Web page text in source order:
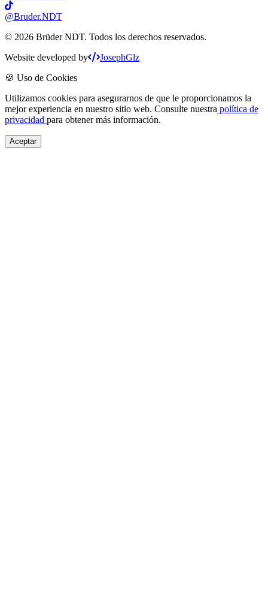
@Bruder.NDT
© 2026 Brüder NDT. Todos los derechos reservados.
Website developed by
JosephGlz
🍪 Uso de Cookies
Utilizamos cookies para asegurarnos de que le proporcionamos la
mejor experiencia en nuestro sitio web. Consulte nuestra política de
privacidad para obtener más información.
Aceptar